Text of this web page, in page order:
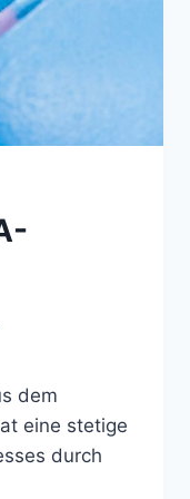
dem
eine stetige
durch